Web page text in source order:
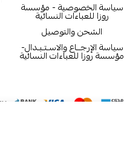
سياسة الخصوصية - مؤسسة
روزا للعباءات النسائية
الشحن والتوصيل
سياسة الإرجــاع والاسـتـبـدال-
مؤسسة روزا للعباءات النسائية